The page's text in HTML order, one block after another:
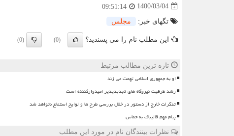
1400/03/04
09:51:14
تگهای خبر: مجلس
این مطلب نام را می پسندید؟ (0)
(0)
تازه ترین مطالب مرتبط
او به جمهوری اسلامی تهمت می زند
رشد ظرفیت نیروگاه های تجدیدپذیر امیدوارکننده است
تذکرات خارج از دستور در خلال بررسی طرح ها و لوایح استماع نخواهد شد
پیام مهم قالیباف به حماس
نظرات بینندگان نام در مورد این مطلب